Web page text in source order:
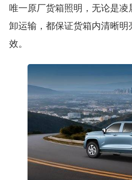
唯一原厂货箱照明，无论是
卸运输，都保证货箱内清晰
效。